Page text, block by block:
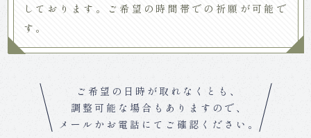
しております。ご希望の時間帯での祈願が可能で
す。
ご希望の日時が取れなくとも、
調整可能な場合もありますので、
メールかお電話にてご確認ください。